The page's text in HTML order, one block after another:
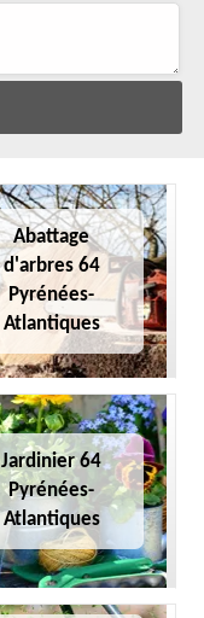
Abattage
d'arbres 64
Pyrénées-
Atlantiques
Jardinier 64
Pyrénées-
Atlantiques